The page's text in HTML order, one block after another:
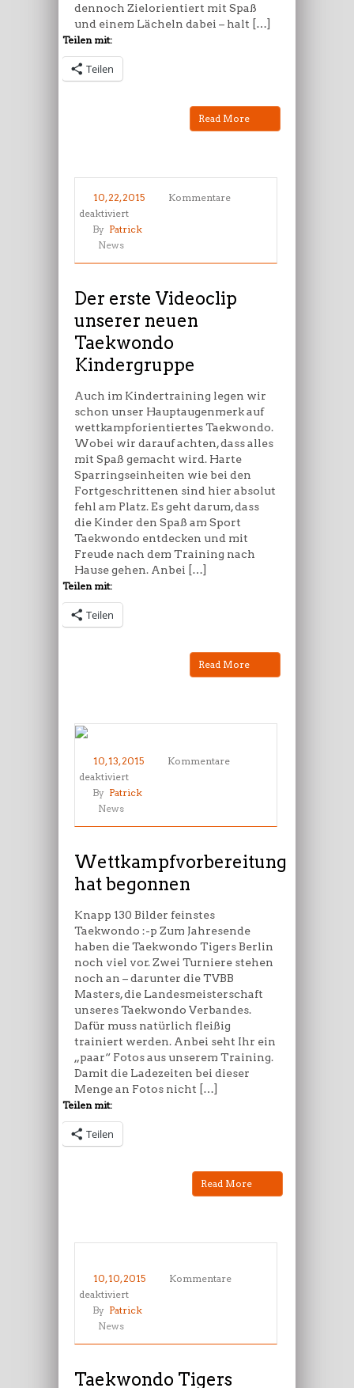
dennoch Zielorientiert mit Spaß
und einem Lächeln dabei – halt […]
Teilen mit:
Teilen
Read More
10, 22, 2015
Kommentare
deaktiviertfür
Der
Videoclip
neuen
Taekwondo
Kindergruppe
By Patrick
News
Der erste Videoclip
unserer neuen
Taekwondo
Kindergruppe
Auch im Kindertraining legen wir
schon unser Hauptaugenmerk auf
wettkampforientiertes Taekwondo.
Wobei wir darauf achten, dass alles
mit Spaß gemacht wird. Harte
Sparringseinheiten wie bei den
Fortgeschrittenen sind hier absolut
fehl am Platz. Es geht darum, dass
die Kinder den Spaß am Sport
Taekwondo entdecken und mit
Freude nach dem Training nach
Hause gehen. Anbei […]
Teilen mit:
Teilen
Read More
10, 13, 2015
Kommentare
deaktiviertfür
Wettkampfvorbereitung
By Patrick
News
Wettkampfvorbereitung
hat begonnen
Knapp 130 Bilder feinstes
Taekwondo :-p Zum Jahresende
haben die Taekwondo Tigers Berlin
noch viel vor. Zwei Turniere stehen
noch an – darunter die TVBB
Masters, die Landesmeisterschaft
unseres Taekwondo Verbandes.
Dafür muss natürlich fleißig
trainiert werden. Anbei seht Ihr ein
„paar“ Fotos aus unserem Training.
Damit die Ladezeiten bei dieser
Menge an Fotos nicht […]
Teilen mit:
Teilen
Read More
10, 10, 2015
Kommentare
deaktiviertfür
Taekwondo
By Patrick
News
Taekwondo Tigers